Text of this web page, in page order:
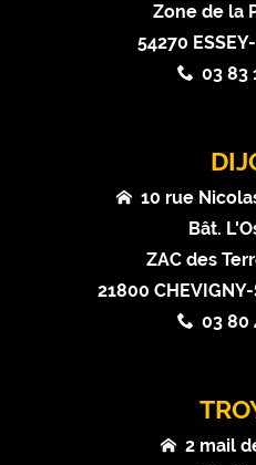
Zone de la
54270
03 83
10 rue
Bât.
ZAC des
21800
03 80
2 mail